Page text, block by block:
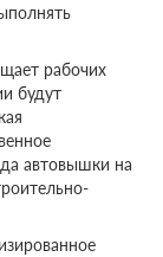
рабочих
будут
автовышки на